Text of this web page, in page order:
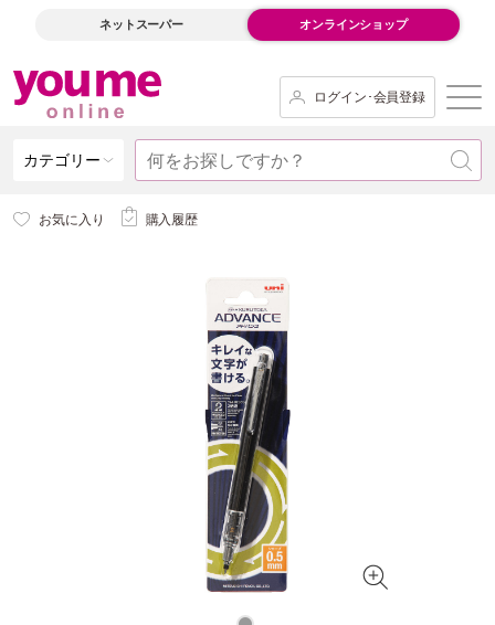
ネットスーパー オンラインショップ
ログイン･会員登録
カテゴリー
お気に入り 購入履歴